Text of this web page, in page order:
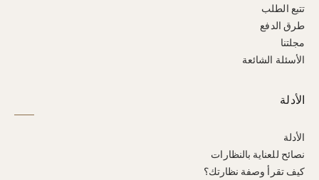
تتبع الطلب
طرق الدفع
مجلتنا
الأسئلة الشائعة
الأدلة
الأدلة
نصائح للعناية بالنظارات
كيف تقرأ وصفة نظارتك؟